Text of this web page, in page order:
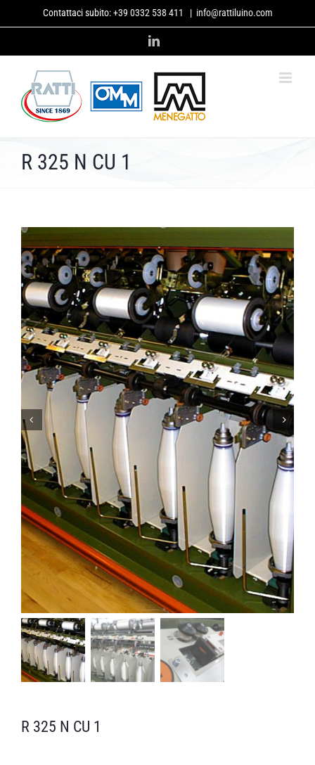
Contattaci subito:+39 0332 538 411 | info@rattiluino.com
LinkedIn
R 325 N CU 1
R 325 N CU 1